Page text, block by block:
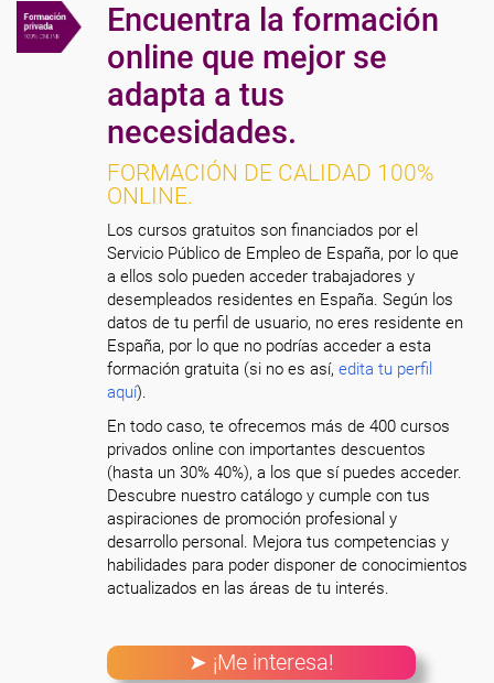
Encuentra la formación
online que mejor se
adapta a tus
necesidades.
FORMACIÓN DE CALIDAD 100%
ONLINE.
Los cursos gratuitos son financiados por el
Servicio Público de Empleo de España, por lo que
a ellos solo pueden acceder trabajadores y
desempleados residentes en España. Según los
datos de tu perfil de usuario, no eres residente en
España, por lo que no podrías acceder a esta
formación gratuita (si no es así,edita tu perfil
aquí).
En todo caso, te ofrecemos más de 400 cursos
privados online con importantes descuentos
(hasta un 30% 40%), a los que sí puedes acceder.
Descubre nuestro catálogo y cumple con tus
aspiraciones de promoción profesional y
desarrollo personal. Mejora tus competencias y
habilidades para poder disponer de conocimientos
actualizados en las áreas de tu interés.
➤ ¡Me interesa!